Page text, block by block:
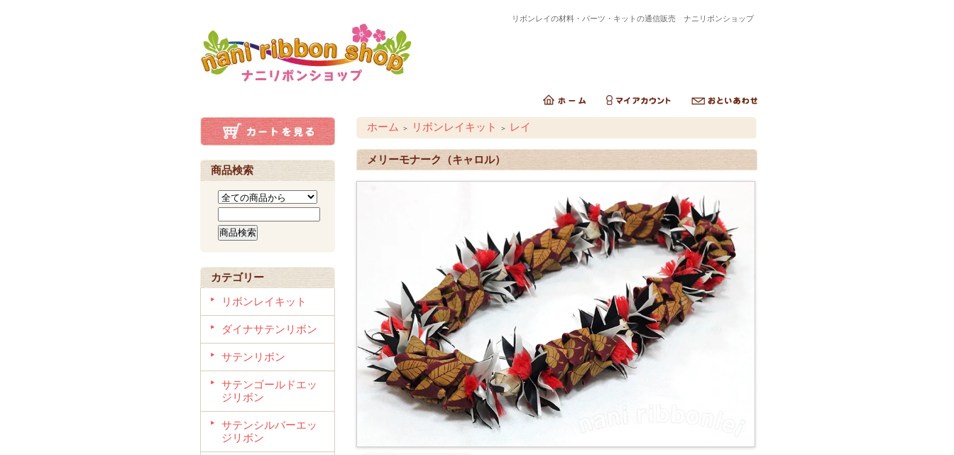
リボンレイの材料・パーツ・キットの通信販売 ナニリボンショップ
商品検索
カテゴリー
リボンレイキット
ダイナサテンリボン
サテンリボン
サテンゴールドエッ
ジリボン
サテンシルバーエッ
ジリボン
ホーム ＞ リボンレイキット ＞ レイ
メリーモナーク（キャロル）